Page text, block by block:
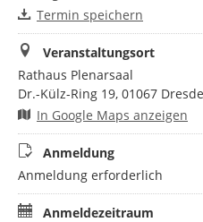
Termin speichern
Veranstaltungsort
Rathaus Plenarsaal
Dr.-Külz-Ring 19, 01067
In Google Maps anzeigen
Anmeldung
Anmeldung erforderlich
Anmeldezeitraum